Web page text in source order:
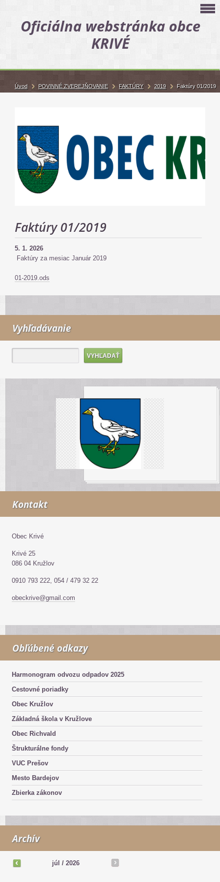
Oficiálna webstránka obce
KRIVÉ
Faktúry 01/2019
5. 1. 2026
Faktúry za mesiac Január 2019
01-2019.ods
Vyhľadávanie
Kontakt
Obec Krivé
Krivé 25
086 04 Kružlov
0910 793 222, 054 / 479 32 22
obeckrive@gmail.com
Obľúbené odkazy
Harmonogram odvozu odpadov 2025
Cestovné poriadky
Obec Kružlov
Základná škola v Kružlove
Obec Richvald
Štrukturálne fondy
VUC Prešov
Mesto Bardejov
Zbierka zákonov
Archív
júl / 2026
Úvod POVINNÉ ZVEREJŇOVANIE FAKTÚRY 2019 Faktúry 01/2019